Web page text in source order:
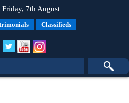
Friday, 7th August
Classifieds